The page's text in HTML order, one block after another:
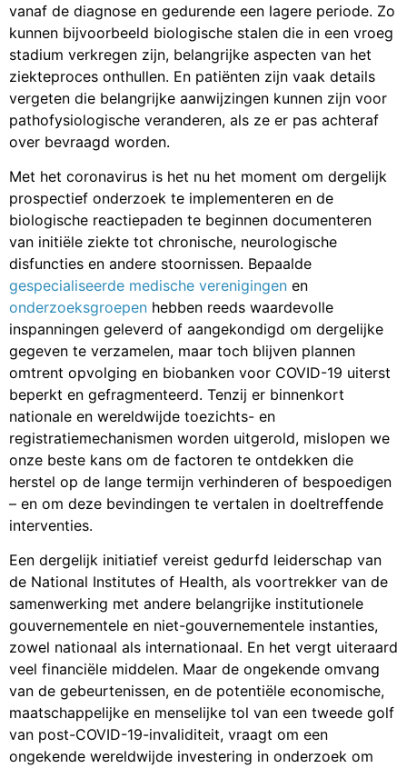
vanaf de diagnose en gedurende een lagere periode. Zo
kunnen bijvoorbeeld biologische stalen die in een vroeg
stadium verkregen zijn, belangrijke aspecten van het
ziekteproces onthullen. En patiënten zijn vaak details
vergeten die belangrijke aanwijzingen kunnen zijn voor
pathofysiologische veranderen, als ze er pas achteraf
over bevraagd worden.
Met het coronavirus is het nu het moment om dergelijk
prospectief onderzoek te implementeren en de
biologische reactiepaden te beginnen documenteren
van initiële ziekte tot chronische, neurologische
disfuncties en andere stoornissen. Bepaalde
gespecialiseerde medische verenigingen en
onderzoeksgroepen hebben reeds waardevolle
inspanningen geleverd of aangekondigd om dergelijke
gegeven te verzamelen, maar toch blijven plannen
omtrent opvolging en biobanken voor COVID-19 uiterst
beperkt en gefragmenteerd. Tenzij er binnenkort
nationale en wereldwijde toezichts- en
registratiemechanismen worden uitgerold, mislopen we
onze beste kans om de factoren te ontdekken die
herstel op de lange termijn verhinderen of bespoedigen
– en om deze bevindingen te vertalen in doeltreffende
interventies.
Een dergelijk initiatief vereist gedurfd leiderschap van
de National Institutes of Health, als voortrekker van de
samenwerking met andere belangrijke institutionele
gouvernementele en niet-gouvernementele instanties,
zowel nationaal als internationaal. En het vergt uiteraard
veel financiële middelen. Maar de ongekende omvang
van de gebeurtenissen, en de potentiële economische,
maatschappelijke en menselijke tol van een tweede golf
van post-COVID-19-invaliditeit, vraagt om een
ongekende wereldwijde investering in onderzoek om